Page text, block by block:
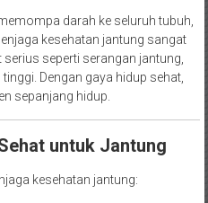
darah ke seluruh tubuh,
kesehatan jantung sangat
seperti serangan jantung,
Dengan gaya hidup sehat,
sepanjang hidup.
untuk Jantung
kesehatan jantung: